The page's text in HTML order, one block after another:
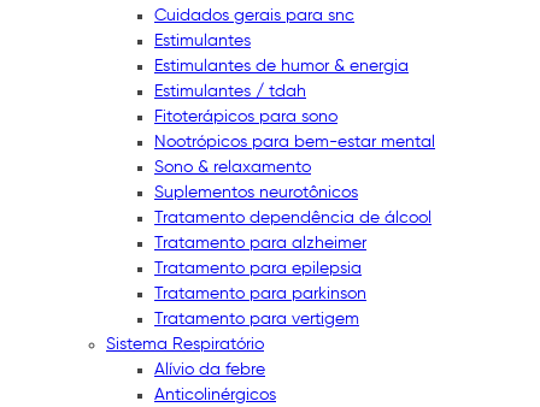
Cuidados gerais para snc
Estimulantes
Estimulantes de humor & energia
Estimulantes / tdah
Fitoterápicos para sono
Nootrópicos para bem-estar mental
Sono & relaxamento
Suplementos neurotônicos
Tratamento dependência de álcool
Tratamento para alzheimer
Tratamento para epilepsia
Tratamento para parkinson
Tratamento para vertigem
Sistema Respiratório
Alívio da febre
Anticolinérgicos